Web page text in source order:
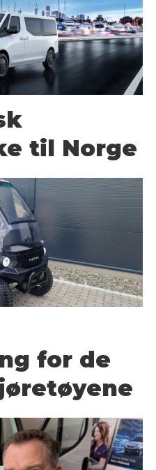
til Norge
for de